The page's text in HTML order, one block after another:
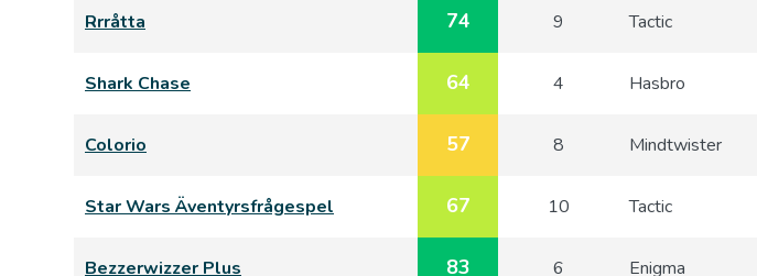
Rrråtta 74 9 Tactic
Shark Chase 64 4 Hasbro
Colorio 57 8 Mindtwister
Star Wars Äventyrsfrågespel 67 10 Tactic
Bezzerwizzer Plus 83 6 Enigma